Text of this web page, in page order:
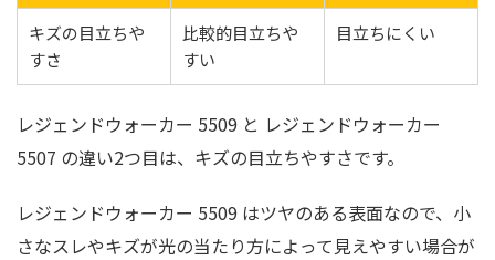
キズの目立ちや
すさ
比較的目立ちや
すい
目立ちにくい
レジェンドウォーカー 5509 と レジェンドウォーカー
5507 の違い2つ目は、キズの目立ちやすさです。
レジェンドウォーカー 5509 はツヤのある表面なので、小
さなスレやキズが光の当たり方によって見えやすい場合が